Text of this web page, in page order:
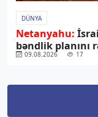
DÜNYA
Netanyahu:
bəndlik planını
09.08.2026 17